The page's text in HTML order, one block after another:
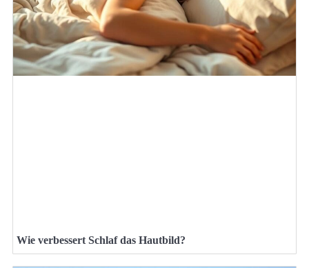
Wie verbessert Schlaf das Hautbild?